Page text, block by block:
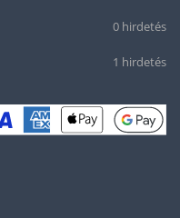
0 hirdetés
1 hirdetés